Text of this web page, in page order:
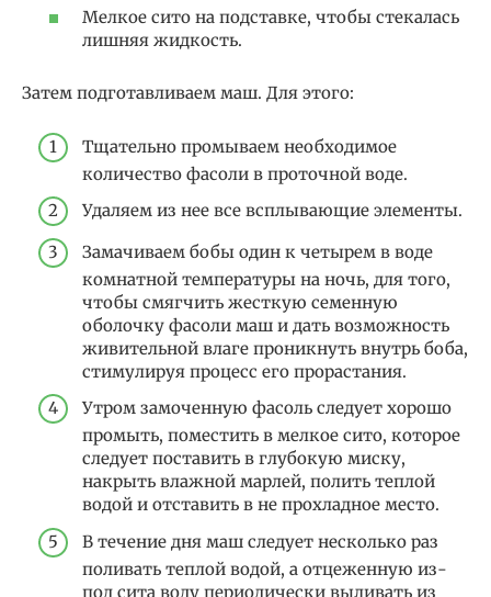
Мелкое сито на подставке, чтобы стекалась
лишняя жидкость.
Затем подготавливаем маш. Для этого:
Тщательно промываем необходимое
количество фасоли в проточной воде.
Удаляем из нее все всплывающие элементы.
Замачиваем бобы один к четырем в воде
комнатной температуры на ночь, для того,
чтобы смягчить жесткую семенную
оболочку фасоли маш и дать возможность
живительной влаге проникнуть внутрь боба,
стимулируя процесс его прорастания.
Утром замоченную фасоль следует хорошо
промыть, поместить в мелкое сито, которое
следует поставить в глубокую миску,
накрыть влажной марлей, полить теплой
водой и отставить в не прохладное место.
В течение дня маш следует несколько раз
поливать теплой водой, а отцеженную из-
под сита воду периодически выливать из